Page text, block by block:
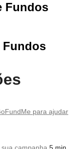
Fundos
Fundos
para ajudar